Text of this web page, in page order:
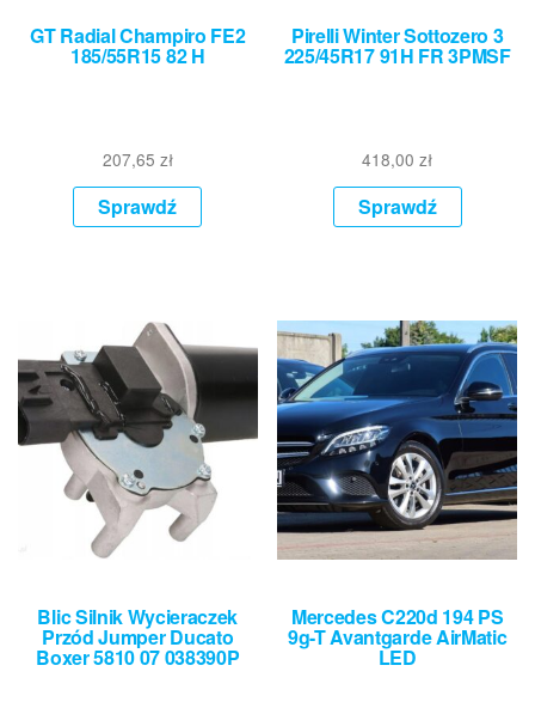
GT Radial Champiro FE2
185/55R15 82 H
207,65 zł
Sprawdź
Pirelli Winter Sottozero 3
225/45R17 91H FR 3PMSF
418,00zł
Sprawdź
Blic Silnik Wycieraczek
Przód Jumper Ducato
Boxer 5810 07 038390P
Mercedes C220d 194 PS
9g-T Avantgarde AirMatic
LED